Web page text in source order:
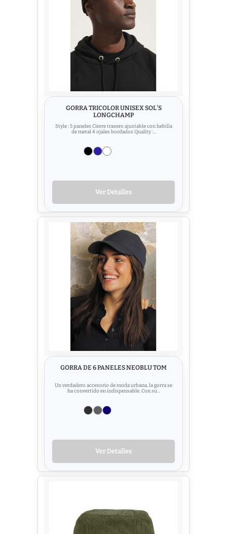
GORRA TRICOLOR UNISEX SOL'S
LONGCHAMP
Style : 5 paneles Cierre trasero ajustable con hebilla
de metal 4 ojales bordados Quality :...
Ver Detalles
GORRA DE 6 PANELES NEOBLU TOM
Un verdadero accesorio de moda urbana, la gorra se
ha convertido en indispensable. Con su...
Ver Detalles